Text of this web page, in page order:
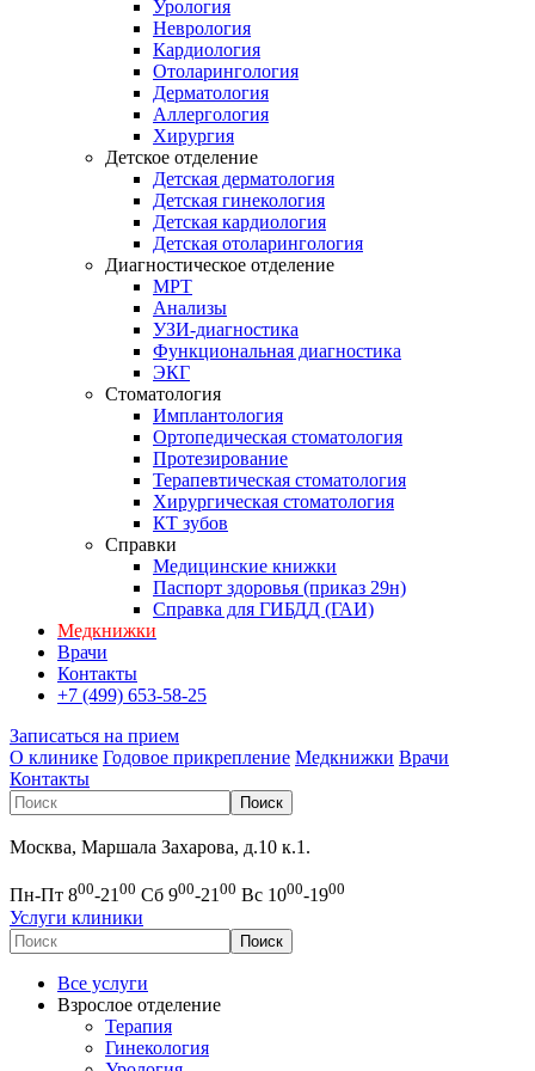
Урология
Неврология
Кардиология
Отоларингология
Дерматология
Аллергология
Хирургия
Детское отделение
Детская дерматология
Детская гинекология
Детская кардиология
Детская отоларингология
Диагностическое отделение
МРТ
Анализы
УЗИ-диагностика
Функциональная диагностика
ЭКГ
Стоматология
Имплантология
Ортопедическая стоматология
Протезирование
Терапевтическая стоматология
Хирургическая стоматология
КТ зубов
Справки
Медицинские книжки
Паспорт здоровья (приказ 29н)
Справка для ГИБДД (ГАИ)
Медкнижки
Врачи
Контакты
+7 (499) 653-58-25
Записаться на прием
О клинике Годовое прикрепление Медкнижки Врачи
Контакты
Москва, Маршала Захарова, д.10 к.1.
Пн-Пт 800-2100 Сб 900-2100 Вс 1000-1900
Услуги клиники
Все услуги
Взрослое отделение
Терапия
Гинекология